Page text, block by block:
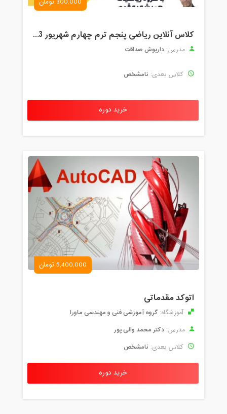
کلاس آنلاین ریاضی پنجم ترم چهارم شهریور 1403
مدرس: داریوش صداقت
کلاس بعدی: نامشخص
خرید دوره
5,400,000 تومان
اتوکد مقدماتی
آموزشگاه: گروه آموزشی فنی و مهندسی ماورا
مدرس: دکتر محمد والی پور
کلاس بعدی: نامشخص
خرید دوره